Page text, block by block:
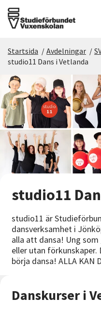
Det här gör vi
För dig som
Sök kurser och
Om SV
Starta studiecirkel
Cirkelledare
Nyheter
Avdelningar
Lyssna
Startsida / Avdelningar /
studio11 Dans i Vetlanda
studio11
studio11 är
dansverksamhet i
alla att dansa! Ung
eller utan
börja dansa! ALLA KAN
Danskurser i